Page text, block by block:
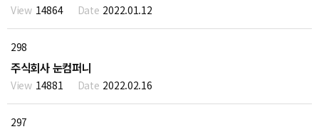
14864 2022.01.12
298
주식회사 눈컴퍼니
14881 2022.02.16
297